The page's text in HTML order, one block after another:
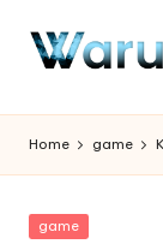
Home game
Posted
game